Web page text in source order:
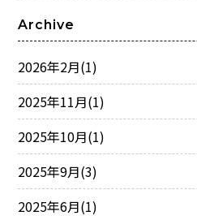
Archive
2026年2月(1)
2025年11月(1)
2025年10月(1)
2025年9月(3)
2025年6月(1)